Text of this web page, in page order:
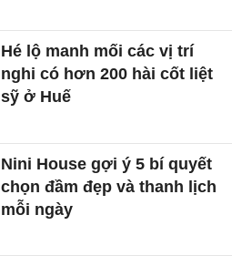
Hé lộ manh mối các vị trí
nghi có hơn 200 hài cốt liệt
sỹ ở Huế
Nini House gợi ý 5 bí quyết
chọn đầm đẹp và thanh lịch
mỗi ngày